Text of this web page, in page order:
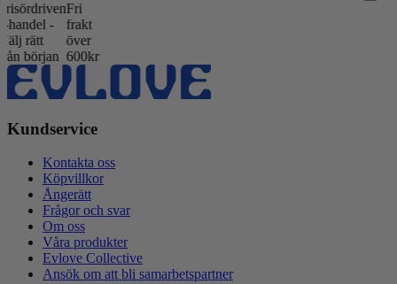
-
Fri
frakt
över
600kr
Kundservice
Kontakta oss
Köpvillkor
Ångerätt
Frågor och svar
Om oss
Våra produkter
Evlove Collective
Ansök om att bli samarbetspartner